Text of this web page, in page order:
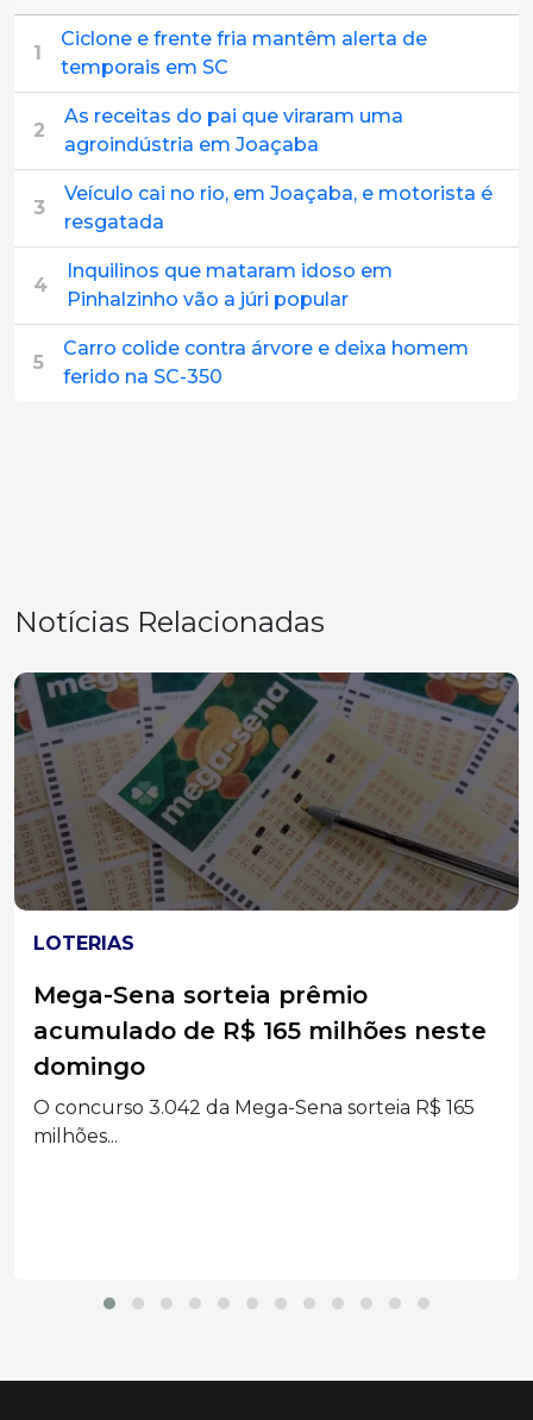
1
Ciclone e frente fria mantêm alerta de
temporais em SC
2
As receitas do pai que viraram uma
agroindústria em Joaçaba
3
Veículo cai no rio, em Joaçaba, e motorista é
resgatada
4
Inquilinos que mataram idoso em
Pinhalzinho vão a júri popular
5
Carro colide contra árvore e deixa homem
ferido na SC-350
Notícias Relacionadas
ACIDENTES
Carro sai da pista na BR-282 e
quatro pessoas são levadas ao
hospital no Oeste Catarinense
Quatro ocupantes de um carro foram levados ao
hospital...